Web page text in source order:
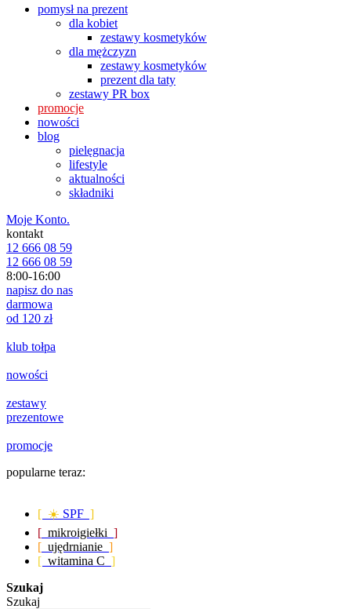
pomysł na prezent
dla kobiet
zestawy kosmetyków
dla mężczyzn
zestawy kosmetyków
prezent dla taty
zestawy PR box
promocje
nowości
blog
pielęgnacja
lifestyle
aktualności
składniki
Moje Konto.
kontakt
12 666 08 59
12 666 08 59
8:00-16:00
napisz do nas
darmowa
od 120 zł
klub tołpa
nowości
zestawy
prezentowe
promocje
popularne teraz:
[ ☀️ SPF ]
[ mikroigiełki ]
[ ujędrnianie ]
[ witamina C ]
Szukaj
Szukaj